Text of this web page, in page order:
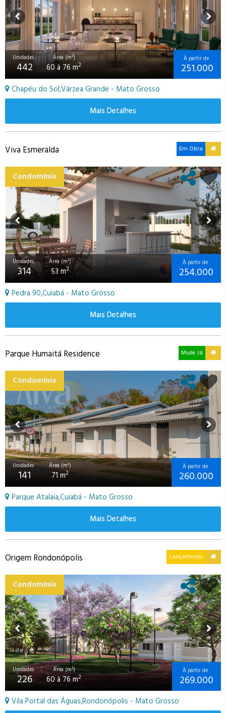
Unidades
442
Área (m²)
60 à 76 m2
À partir de
251.000
Chapéu do Sol,Várzea Grande - Mato Grosso
Mais Detalhes
Viva Esmeralda Em Obra
Condomínio
Unidades
314
Área (m²)
53 m2
À partir de
254.000
Pedra 90,Cuiabá - Mato Grosso
Mais Detalhes
Parque Humaitá Residence Mude Já
Condomínio
Unidades
141
Área (m²)
71 m2
À partir de
260.000
Parque Atalaia,Cuiabá - Mato Grosso
Mais Detalhes
Origem Rondonópolis Lançamento
Condomínio
Unidades
226
Área (m²)
60 à 76 m2
À partir de
269.000
Vila Portal das Águas,Rondonópolis - Mato Grosso